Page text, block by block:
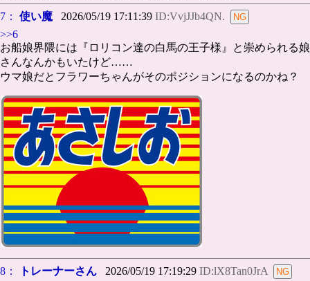
7： 使い魔 2026/05/19 17:11:39 ID:VvjJJb4QN.
>>6
お船娘界隈には『ロリコン達の白馬の王子様』と崇められる娘
さんなんかもいたけど……
ウマ娘だとフラワーちゃんがそのポジションになるのかね？
8： トレーナーさん 2026/05/19 17:19:29 ID:lX8Tan0JrA